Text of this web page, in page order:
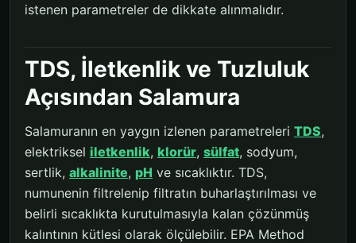
istenen parametreler de dikkate alınmalıdır.
TDS, İletkenlik ve Tuzluluk
Açısından Salamura
Salamuranın en yaygın izlenen parametreleri TDS,
elektriksel iletkenlik, klorür, sülfat, sodyum,
sertlik, alkalinite, pH ve sıcaklıktır. TDS,
numunenin filtrelenip filtratın buharlaştırılması ve
belirli sıcaklıkta kurutulmasıyla kalan çözünmüş
kalıntının kütlesi olarak ölçülebilir. EPA Method